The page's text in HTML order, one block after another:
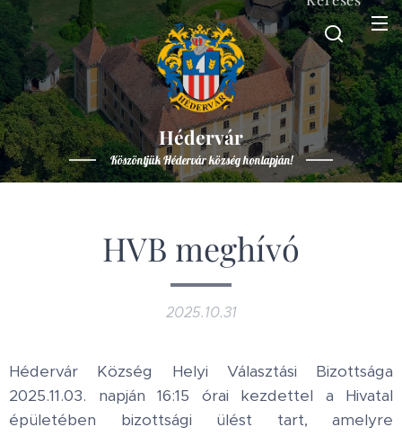
Hédervár
Köszöntjük Hédervár község honlapján!
HVB meghívó
2025.10.31
Hédervár Község Helyi Választási Bizottsága
2025.11.03. napján 16:15 órai kezdettel a Hivatal
épületében bizottsági ülést tart, amelyre